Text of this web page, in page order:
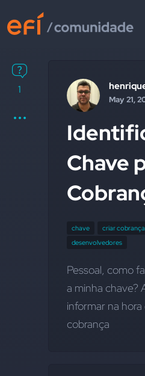
1
May 21,
Chave
chave criar cobrança
desenvolvedores
Pessoal, como
a minha chave?
informar na
cobrança